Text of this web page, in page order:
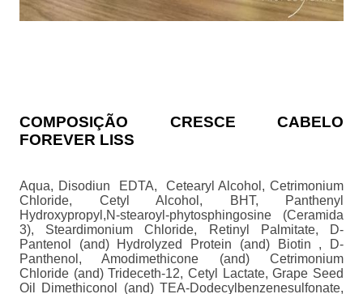
COMPOSIÇÃO CRESCE CABELO
FOREVER LISS
Aqua, Disodiun EDTA, Cetearyl Alcohol, Cetrimonium
Chloride, Cetyl Alcohol, BHT, Panthenyl
Hydroxypropyl,N-stearoyl-phytosphingosine (Ceramida
3), Steardimonium Chloride, Retinyl Palmitate, D-
Pantenol (and) Hydrolyzed Protein (and) Biotin , D-
Panthenol, Amodimethicone (and) Cetrimonium
Chloride (and) Trideceth-12, Cetyl Lactate, Grape Seed
Oil Dimethiconol (and) TEA-Dodecylbenzenesulfonate,